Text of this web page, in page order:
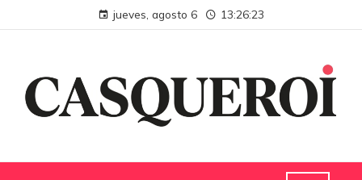
jueves, agosto 6 13:26:24